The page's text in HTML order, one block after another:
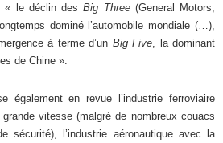
« le déclin desBig Three(General Motors,
dominé l’automobile mondiale (…),
à terme d’un Big Five, la dominant
de Chine ».
également en revue l’industrie ferroviaire
vitesse (malgré de nombreux couacs
sécurité), l’industrie aéronautique avec la